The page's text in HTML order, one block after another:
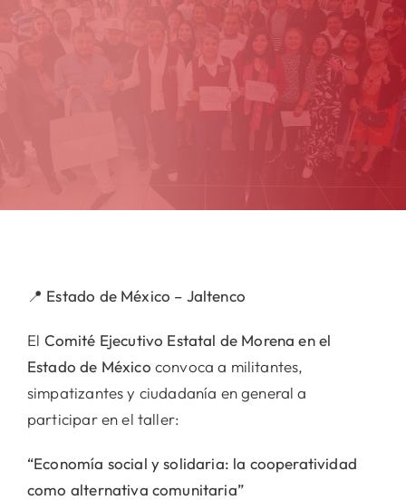
📍 Estado de México – Jaltenco
El Comité Ejecutivo Estatal de Morena en el
Estado de México convoca a militantes,
simpatizantes y ciudadanía en general a
participar en el taller:
“Economía social y solidaria: la cooperatividad
como alternativa comunitaria”